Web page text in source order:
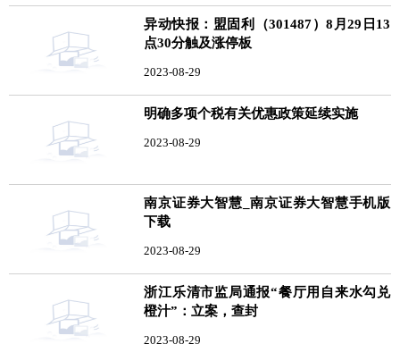
异动快报：盟固利（301487）8月29日13
点30分触及涨停板
2023-08-29
明确多项个税有关优惠政策延续实施
2023-08-29
南京证券大智慧_南京证券大智慧手机版
下载
2023-08-29
浙江乐清市监局通报“餐厅用自来水勾兑
橙汁”：立案，查封
2023-08-29